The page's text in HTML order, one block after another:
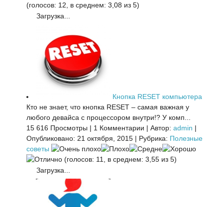
(голосов: 12, в среднем: 3,08 из 5)
Загрузка...
Кнопка RESET компьютера
Кто не знает, что кнопка RESET – самая важная у
любого девайса с процессором внутри!? У комп...
15 616 Просмотры | 1 Комментарии | Автор: admin |
Опубликовано: 21 октября, 2015 | Рубрика: Полезные
советы
(голосов: 11, в среднем: 3,55 из 5)
Загрузка...